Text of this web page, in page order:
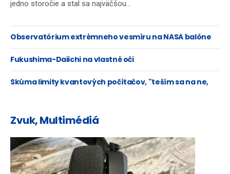
jedno storočie a stal sa najväčšou...
Observatórium extrémneho vesmíru na NASA balóne
Fukushima-Daiichi na vlastné oči
Skúma limity kvantových počítačov, "teším sa na ne,
Zvuk, Multimédiá